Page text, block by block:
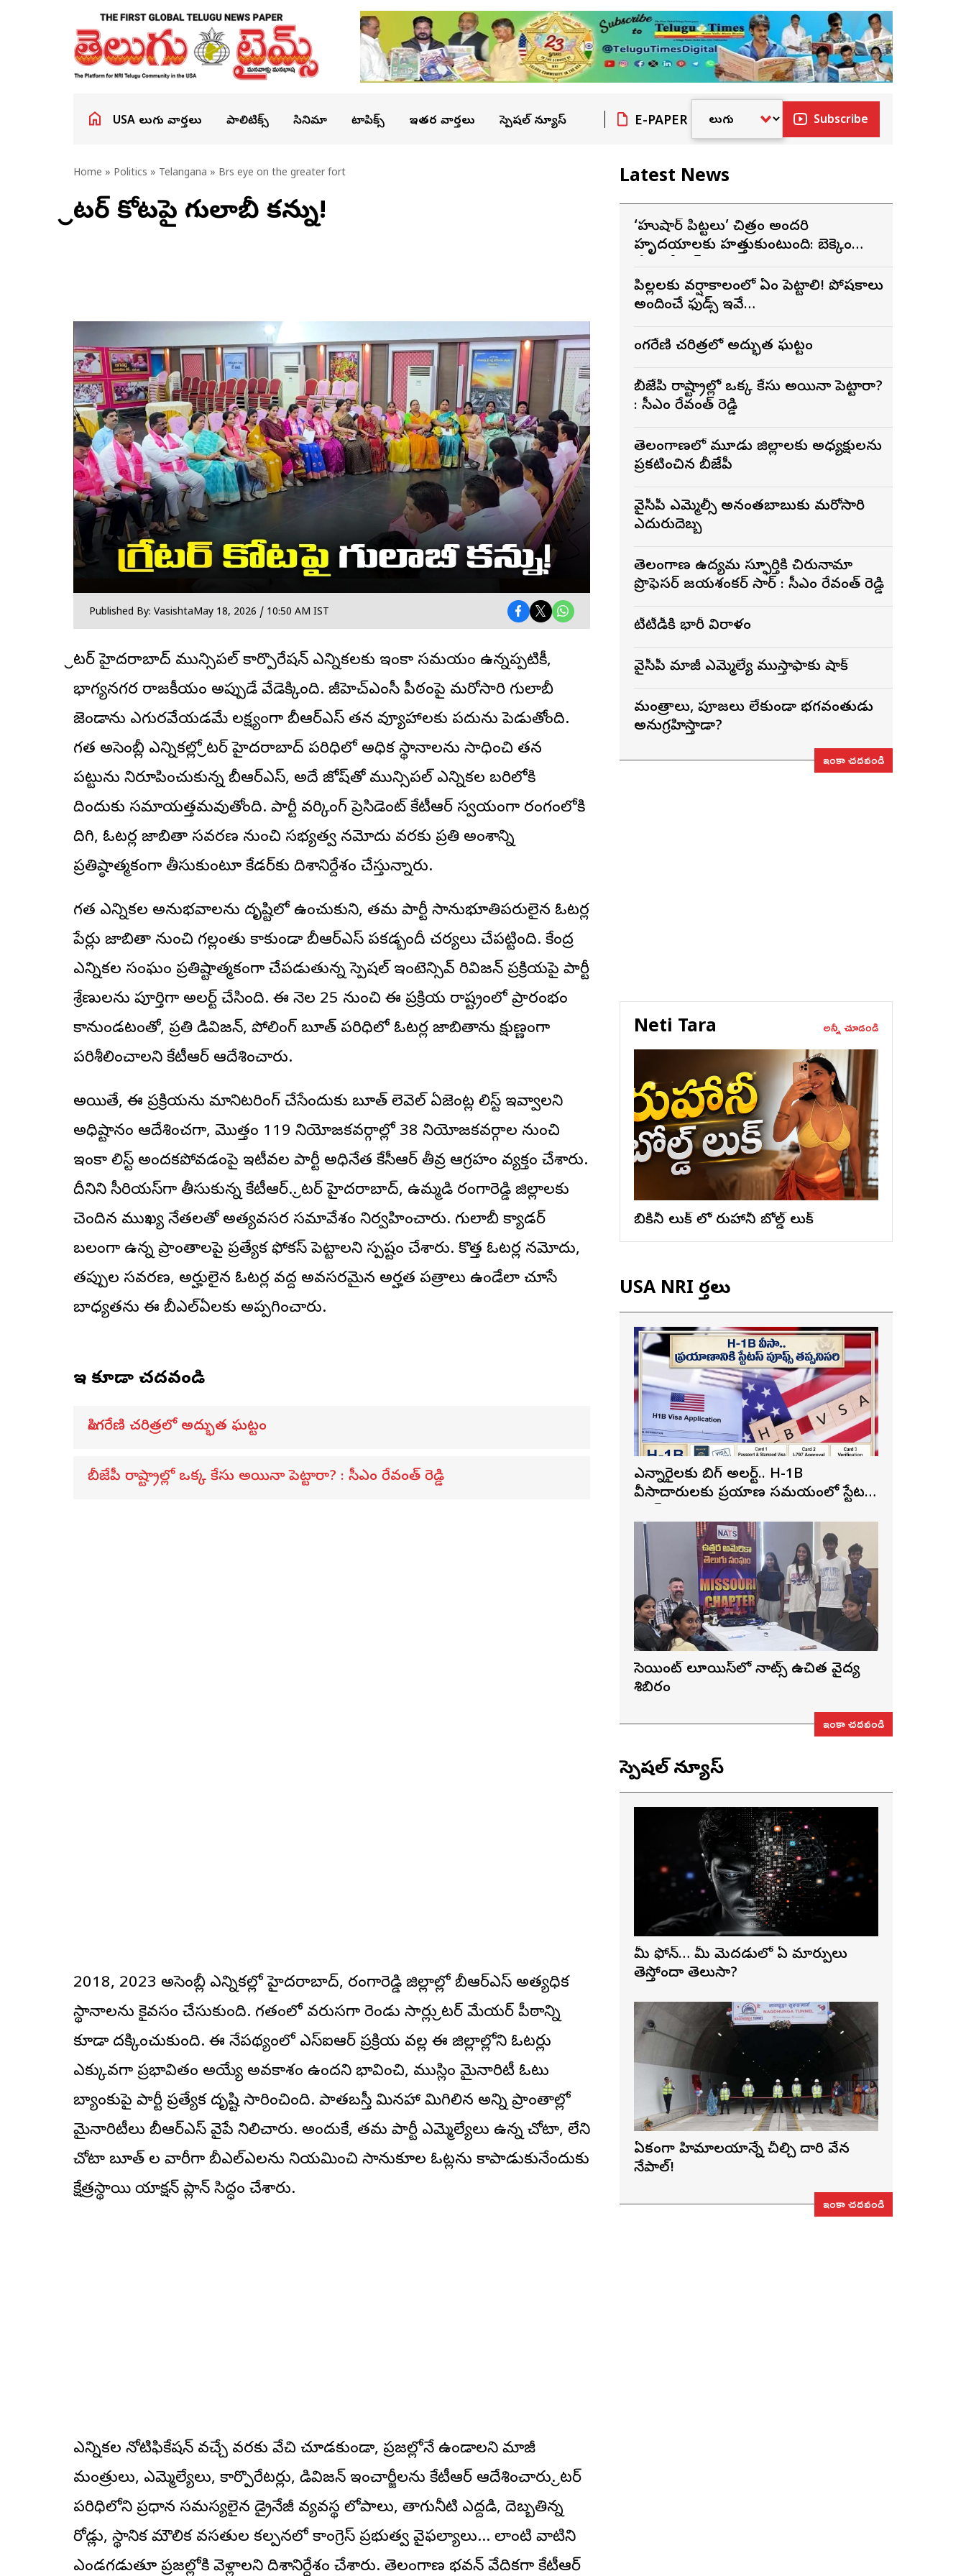
USA తెలుగు వార్తలు పాలిటిక్స్ సినిమా టాపిక్స్ ఇతర వార్తలు స్పెషల్ న్యూస్ E-PAPER Subscribe
Home » Politics » Telangana » Brs eye on the greater fort
గ్రేటర్ కోటపై గులాబీ కన్ను!
Published By: VasishtaMay 18, 2026 / 10:50 AM IST
గ్రేటర్ హైదరాబాద్ మున్సిపల్ కార్పొరేషన్ ఎన్నికలకు ఇంకా సమయం ఉన్నప్పటికీ,
భాగ్యనగర రాజకీయం అప్పుడే వేడెక్కింది. జీహెచ్ఎంసీ పీఠంపై మరోసారి గులాబీ
జెండాను ఎగురవేయడమే లక్ష్యంగా బీఆర్ఎస్ తన వ్యూహాలకు పదును పెడుతోంది.
గత అసెంబ్లీ ఎన్నికల్లో గ్రేటర్ హైదరాబాద్ పరిధిలో అధిక స్థానాలను సాధించి తన
పట్టును నిరూపించుకున్న బీఆర్ఎస్, అదే జోష్‌తో మున్సిపల్ ఎన్నికల బరిలోకి
దిగేందుకు సమాయత్తమవుతోంది. పార్టీ వర్కింగ్ ప్రెసిడెంట్ కేటీఆర్ స్వయంగా రంగంలోకి
దిగి, ఓటర్ల జాబితా సవరణ నుంచి సభ్యత్వ నమోదు వరకు ప్రతి అంశాన్ని
ప్రతిష్ఠాత్మకంగా తీసుకుంటూ కేడర్‌కు దిశానిర్దేశం చేస్తున్నారు.
గత ఎన్నికల అనుభవాలను దృష్టిలో ఉంచుకుని, తమ పార్టీ సానుభూతిపరులైన ఓటర్ల
పేర్లు జాబితా నుంచి గల్లంతు కాకుండా బీఆర్ఎస్ పకడ్బందీ చర్యలు చేపట్టింది. కేంద్ర
ఎన్నికల సంఘం ప్రతిష్టాత్మకంగా చేపడుతున్న స్పెషల్ ఇంటెన్సివ్ రివిజన్ ప్రక్రియపై పార్టీ
శ్రేణులను పూర్తిగా అలర్ట్ చేసింది. ఈ నెల 25 నుంచి ఈ ప్రక్రియ రాష్ట్రంలో ప్రారంభం
కానుండటంతో, ప్రతి డివిజన్, పోలింగ్ బూత్ పరిధిలో ఓటర్ల జాబితాను క్షుణ్ణంగా
పరిశీలించాలని కేటీఆర్ ఆదేశించారు.
అయితే, ఈ ప్రక్రియను మానిటరింగ్ చేసేందుకు బూత్ లెవెల్ ఏజెంట్ల లిస్ట్ ఇవ్వాలని
అధిష్టానం ఆదేశించగా, మొత్తం 119 నియోజకవర్గాల్లో 38 నియోజకవర్గాల నుంచి
ఇంకా లిస్ట్ అందకపోవడంపై ఇటీవల పార్టీ అధినేత కేసీఆర్ తీవ్ర ఆగ్రహం వ్యక్తం చేశారు.
దీనిని సీరియస్‌గా తీసుకున్న కేటీఆర్.. గ్రేటర్ హైదరాబాద్, ఉమ్మడి రంగారెడ్డి జిల్లాలకు
చెందిన ముఖ్య నేతలతో అత్యవసర సమావేశం నిర్వహించారు. గులాబీ క్యాడర్
బలంగా ఉన్న ప్రాంతాలపై ప్రత్యేక ఫోకస్ పెట్టాలని స్పష్టం చేశారు. కొత్త ఓటర్ల నమోదు,
తప్పుల సవరణ, అర్హులైన ఓటర్ల వద్ద అవసరమైన అర్హత పత్రాలు ఉండేలా చూసే
బాధ్యతను ఈ బీఎల్ఏలకు అప్పగించారు.
ఇవి కూడా చదవండి
సింగరేణి చరిత్రలో అద్భుత ఘట్టం
బీజేపీ రాష్ట్రాల్లో ఒక్క కేసు అయినా పెట్టారా? : సీఎం రేవంత్ రెడ్డి
2018, 2023 అసెంబ్లీ ఎన్నికల్లో హైదరాబాద్, రంగారెడ్డి జిల్లాల్లో బీఆర్ఎస్ అత్యధిక
స్థానాలను కైవసం చేసుకుంది. గతంలో వరుసగా రెండు సార్లు గ్రేటర్ మేయర్ పీఠాన్ని
కూడా దక్కించుకుంది. ఈ నేపథ్యంలో ఎస్ఐఆర్ ప్రక్రియ వల్ల ఈ జిల్లాల్లోని ఓటర్లు
ఎక్కువగా ప్రభావితం అయ్యే అవకాశం ఉందని భావించి, ముస్లిం మైనారిటీ ఓటు
బ్యాంకుపై పార్టీ ప్రత్యేక దృష్టి సారించింది. పాతబస్తీ మినహా మిగిలిన అన్ని ప్రాంతాల్లో
మైనారిటీలు బీఆర్ఎస్ వైపే నిలిచారు. అందుకే, తమ పార్టీ ఎమ్మెల్యేలు ఉన్న చోటా, లేని
చోటా బూత్ ల వారీగా బీఎల్ఎలను నియమించి సానుకూల ఓట్లను కాపాడుకునేందుకు
క్షేత్రస్థాయి యాక్షన్ ప్లాన్ సిద్ధం చేశారు.
ఎన్నికల నోటిఫికేషన్ వచ్చే వరకు వేచి చూడకుండా, ప్రజల్లోనే ఉండాలని మాజీ
మంత్రులు, ఎమ్మెల్యేలు, కార్పొరేటర్లు, డివిజన్ ఇంచార్జీలను కేటీఆర్ ఆదేశించారు. గ్రేటర్
పరిధిలోని ప్రధాన సమస్యలైన డ్రైనేజీ వ్యవస్థ లోపాలు, తాగునీటి ఎద్దడి, దెబ్బతిన్న
రోడ్లు, స్థానిక మౌలిక వసతుల కల్పనలో కాంగ్రెస్ ప్రభుత్వ వైఫల్యాలు… లాంటి వాటిని
ఎండగడుతూ ప్రజల్లోకి వెళ్లాలని దిశానిర్దేశం చేశారు. తెలంగాణ భవన్ వేదికగా కేటీఆర్
Latest News
‘హుషార్‌ పిట్టలు’ చిత్రం అందరి
హృదయాలకు హత్తుకుంటుంది: బెక్కెం
పిల్లలకు వర్షాకాలంలో ఏం పెట్టాలి! పోషకాలు
అందించే ఫుడ్స్ ఇవే…
సింగరేణి చరిత్రలో అద్భుత ఘట్టం
బీజేపీ రాష్ట్రాల్లో ఒక్క కేసు అయినా పెట్టారా?
: సీఎం రేవంత్ రెడ్డి
తెలంగాణలో మూడు జిల్లాలకు అధ్యక్షులను
ప్రకటించిన బీజేపీ
వైసీపీ ఎమ్మెల్సీ అనంతబాబుకు మరోసారి
ఎదురుదెబ్బ
తెలంగాణ ఉద్యమ స్ఫూర్తికి చిరునామా
ప్రొఫెసర్ జయశంకర్ సార్ : సీఎం రేవంత్ రెడ్డి
టీటీడీకి భారీ విరాళం
వైసీపీ మాజీ ఎమ్మెల్యే ముస్తాఫాకు షాక్
మంత్రాలు, పూజలు లేకుండా భగవంతుడు
అనుగ్రహిస్తాడా?
ఇంకా చదవండి
Neti Tara అన్నీ చూడండి
బికినీ లుక్ లో రుహానీ బోల్డ్ లుక్
USA NRI వార్తలు
ఎన్నారైలకు బిగ్ అలర్ట్.. H-1B
వీసాదారులకు ప్రయాణ సమయంలో స్టేటస్
సెయింట్ లూయిస్‌లో నాట్స్ ఉచిత వైద్య
శిబిరం
ఇంకా చదవండి
స్పెషల్ న్యూస్
మీ ఫోన్… మీ మెదడులో ఏ మార్పులు
తెస్తోందా తెలుసా?
ఏకంగా హిమాలయాన్నే చీల్చి దారి వేసిన
నేపాల్!
ఇంకా చదవండి